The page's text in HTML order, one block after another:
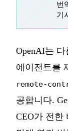
번
기
OpenAI는
에이전트를
remote-
공합니다.
CEO가 전한